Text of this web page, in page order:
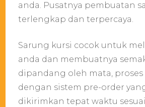
anda. Pusatnya pembuatan
terlengkap dan terpercaya.
Sarung kursi cocok untuk
anda dan membuatnya
dipandang oleh mata,
dengan sistem pre-order
dikirimkan tepat waktu